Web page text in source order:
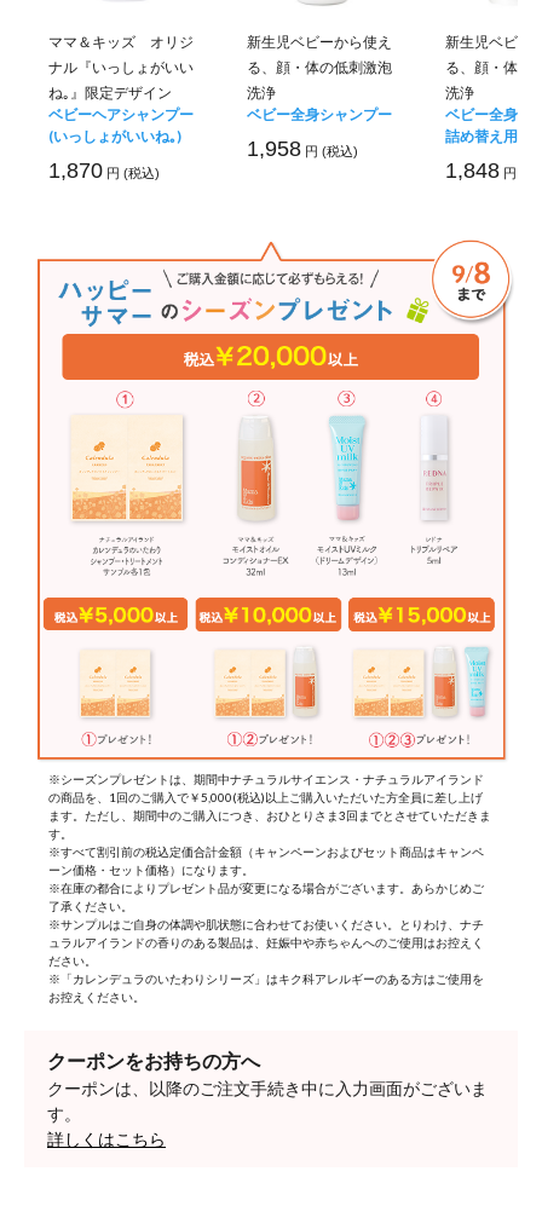
ママ＆キッズ オリジ
ナル『いっしょがいい
ね｡』限定デザイン
ベビーヘアシャンプー
(いっしょがいいね｡)
1,870 円 (税込)
新生児ベビーから使え
る、顔・体の低刺激泡
洗浄
ベビー全身シャンプー
1,958 円 (税込)
新生児ベビー
る、顔・体の
洗浄
ベビー全身シ
詰め替え用
1,848 円 (税
※シーズンプレゼントは、期間中ナチュラルサイエンス・ナチュラルアイランド
の商品を、1回のご購入で￥5,000(税込)以上ご購入いただいた方全員に差し上げ
ます。ただし、期間中のご購入につき、おひとりさま3回までとさせていただきま
す。
※すべて割引前の税込定価合計金額（キャンペーンおよびセット商品はキャンペ
ーン価格・セット価格）になります。
※在庫の都合によりプレゼント品が変更になる場合がございます。あらかじめご
了承ください。
※サンプルはご自身の体調や肌状態に合わせてお使いください。とりわけ、ナチ
ュラルアイランドの香りのある製品は、妊娠中や赤ちゃんへのご使用はお控えく
ださい。
※「カレンデュラのいたわりシリーズ」はキク科アレルギーのある方はご使用を
お控えください。
クーポンをお持ちの方へ
クーポンは、以降のご注文手続き中に入力画面がございま
す。
詳しくはこちら